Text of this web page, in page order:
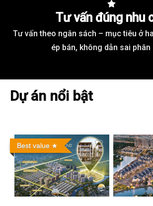
Tư vấn đúng nhu
Tư vấn theo ngân sách – mục tiêu ở
ép bán, không dẫn sai phân
Dự án nổi bật
Best value